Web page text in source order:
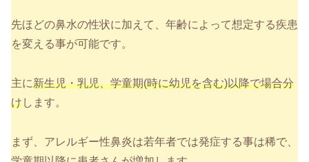
先ほどの鼻水の性状に加えて、年齢によって想定する疾患
を変える事が可能です。
主に新生児・乳児、学童期(時に幼児を含む)以降で場合分
けします。
まず、アレルギー性鼻炎は若年者では発症する事は稀で、